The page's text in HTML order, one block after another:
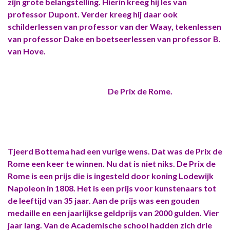
professor Dupont. Verder kreeg hij daar ook
schilderlessen van professor van der Waay, tekenlessen
van professor Dake en boetseerlessen van professor B.
van Hove.
De Prix de Rome.
Tjeerd Bottema had een vurige wens. Dat was de Prix de
Rome een keer te winnen. Nu dat is niet niks. De Prix de
Rome is een prijs die is ingesteld door koning Lodewijk
Napoleon in 1808. Het is een prijs voor kunstenaars tot
de leeftijd van 35 jaar. Aan de prijs was een gouden
medaille en een jaarlijkse geldprijs van 2000 gulden. Vier
jaar lang. Van de Academische school hadden zich drie